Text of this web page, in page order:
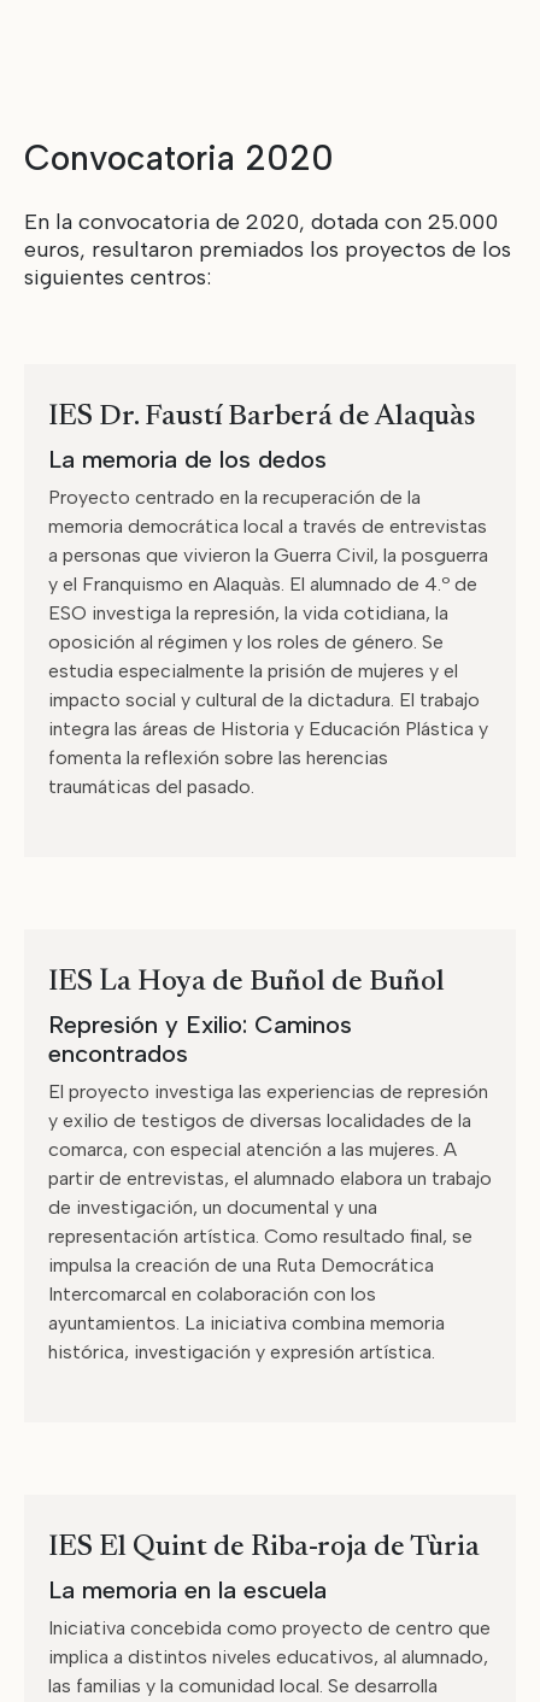
Convocatoria 2020
En la convocatoria de 2020, dotada con 25.000
euros, resultaron premiados los proyectos de los
siguientes centros:
IES Dr. Faustí Barberá de Alaquàs
La memoria de los dedos
Proyecto centrado en la recuperación de la
memoria democrática local a través de entrevistas
a personas que vivieron la Guerra Civil, la posguerra
y el Franquismo en Alaquàs. El alumnado de 4.º de
ESO investiga la represión, la vida cotidiana, la
oposición al régimen y los roles de género. Se
estudia especialmente la prisión de mujeres y el
impacto social y cultural de la dictadura. El trabajo
integra las áreas de Historia y Educación Plástica y
fomenta la reflexión sobre las herencias
traumáticas del pasado.
IES La Hoya de Buñol de Buñol
Represión y Exilio: Caminos
encontrados
El proyecto investiga las experiencias de represión
y exilio de testigos de diversas localidades de la
comarca, con especial atención a las mujeres. A
partir de entrevistas, el alumnado elabora un trabajo
de investigación, un documental y una
representación artística. Como resultado final, se
impulsa la creación de una Ruta Democrática
Intercomarcal en colaboración con los
ayuntamientos. La iniciativa combina memoria
histórica, investigación y expresión artística.
IES El Quint de Riba-roja de Tùria
La memoria en la escuela
Iniciativa concebida como proyecto de centro que
implica a distintos niveles educativos, al alumnado,
las familias y la comunidad local. Se desarrolla